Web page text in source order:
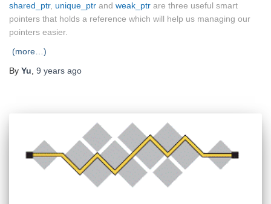
shared_ptr, unique_ptr and weak_ptr are three useful smart
pointers that holds a reference which will help us managing our
pointers easier.
(more…)
By Yu 9 years ago